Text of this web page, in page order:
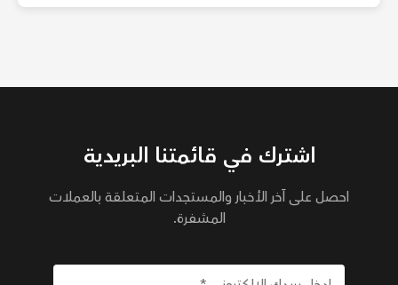
اشترك في قائمتنا البريدية
احصل على آخر الأخبار والمستجدات المتعلقة بالعملات
المشفرة.